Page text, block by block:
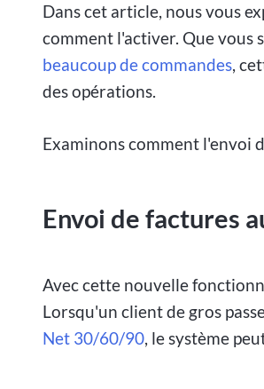
Dans cet article, nous vous
comment l'activer. Que vous
beaucoup de commandes,
des opérations.
Examinons comment l'envoi
Envoi de factures
Avec cette nouvelle
Lorsqu'un client de gros
Net 30/60/90 , le système